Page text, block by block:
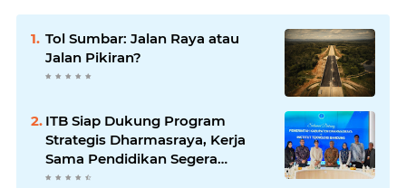
Tol Sumbar: Jalan Raya atau
Jalan Pikiran?
ITB Siap Dukung Program
Strategis Dharmasraya, Kerja
Sama Pendidikan Segera
Difinalkan